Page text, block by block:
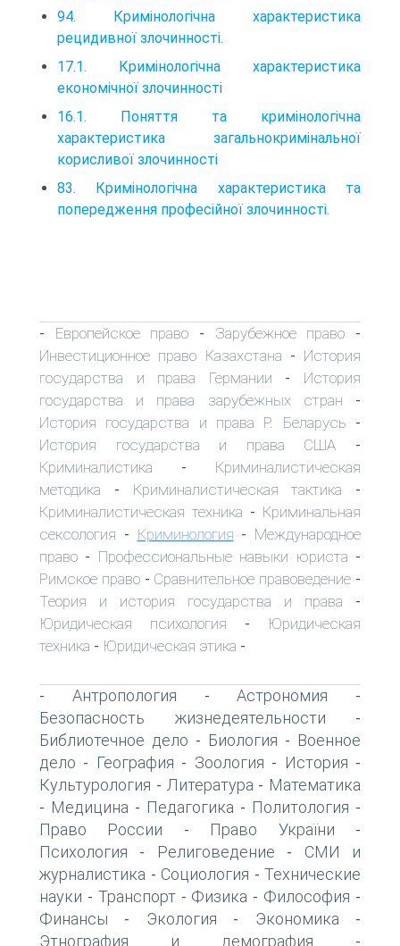
94. Кримінологічна характеристика
рецидивної злочинності.
17.1. Кримінологічна характеристика
економічної злочинності
16.1. Поняття та кримінологічна
характеристика загальнокримінальної
корисливої злочинності
83. Кримінологічна характеристика та
попередження професійної злочинності.
- Европейское право - Зарубежное право -
Инвестиционное право Казахстана - История
государства и права Германии - История
государства и права зарубежных стран -
История государства и права Р. Беларусь -
История государства и права США -
Криминалистика - Криминалистическая
методика - Криминалистическая тактика -
Криминалистическая техника - Криминальная
сексология - Криминология - Международное
право - Профессиональные навыки юриста -
Римское право- Сравнительное правоведение -
Теория и история государства и права -
Юридическая психология -
Юридическая
техника - Юридическая этика -
- Антропология -Астрономия -
Безопасность жизнедеятельности -
Библиотечное дело - Биология - Военное
дело - География - Зоология - История -
Культурология - Литература - Математика
- Медицина - Педагогика - Политология -
Право России - Право України -
Психология - Религоведение - СМИ и
журналистика - Социология - Технические
науки - Транспорт- Физика - Философия -
Финансы - Экология - Экономика -
Этнография и демография -